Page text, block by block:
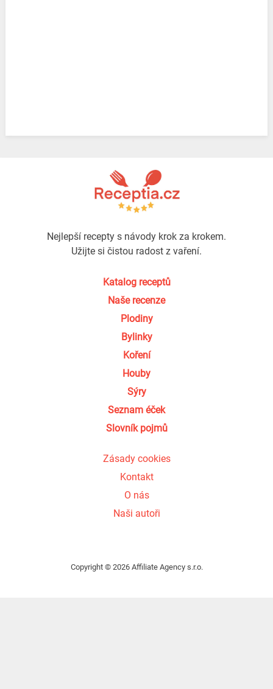
Nejlepší recepty s návody krok za krokem.
Užijte si čistou radost z vaření.
Katalog receptů
Naše recenze
Plodiny
Bylinky
Koření
Houby
Sýry
Seznam éček
Slovník pojmů
Zásady cookies
Kontakt
O nás
Naši autoři
Copyright © 2026 Affiliate Agency s.r.o.